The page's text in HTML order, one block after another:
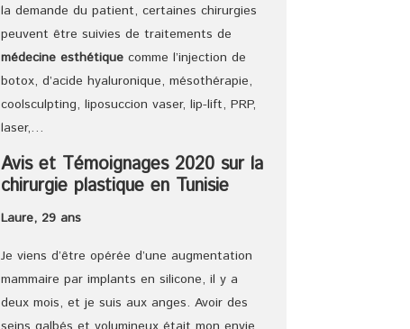
la demande du patient, certaines chirurgies
peuvent être suivies de traitements de
médecine esthétique comme l’injection de
botox, d’acide hyaluronique, mésothérapie,
coolsculpting, liposuccion vaser, lip-lift, PRP,
laser,…
Avis et Témoignages 2020 sur la
chirurgie plastique en Tunisie
Laure, 29 ans
Je viens d’être opérée d’une augmentation
mammaire par implants en silicone, il y a
deux mois, et je suis aux anges. Avoir des